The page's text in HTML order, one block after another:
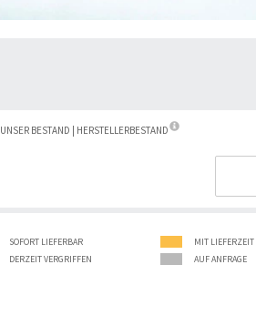
UNSER BESTAND | HERSTELLERBESTAND
SOFORT LIEFERBAR
MIT LIEFERZEIT
DERZEIT VERGRIFFEN
AUF ANFRAGE